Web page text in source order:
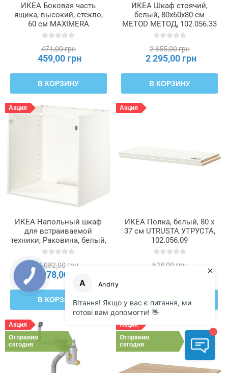
ИКЕА Боковая часть
ящика, высокий, стекло,
60 см MAXIMERA
МАКСИМЕРА, 502.388.58
471,00 грн
459,00 грн
В КОРЗИНУ
ИКЕА Шкаф стоячий,
белый, 80x60x80 см
METOD МЕТОД, 102.056.33
2 355,00 грн
2 295,00 грн
В КОРЗИНУ
Акция
ИКЕА Напольный шкаф
для встраиваемой
техники, Раковина, белый,
80x60x80 см METOD
МЕТОД, 502.154.75
4 082,00 грн
3 978,00 грн
В КОРЗИНУ
Акция
ИКЕА Полка, белый, 80 х
37 см UTRUSTA УТРУСТА,
102.056.09
628,00 грн
В КОРЗИНУ
Акция
Отправим
сегодня
Акция
Отправим
сегодня